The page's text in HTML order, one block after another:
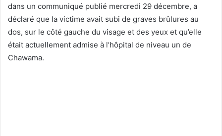
dans un communiqué publié mercredi 29 décembre, a
déclaré que la victime avait subi de graves brûlures au
dos, sur le côté gauche du visage et des yeux et qu’elle
était actuellement admise à l’hôpital de niveau un de
Chawama.